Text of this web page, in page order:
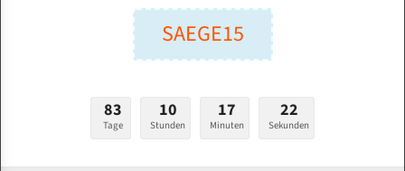
Länge (mm):
Stärken + Zahnteilung:
mm
Bandmesser Glatt Meterware
Konvex Meterware
SAEGE15
83
Tage
10
Stunden
17
Minuten
21
Sekunden